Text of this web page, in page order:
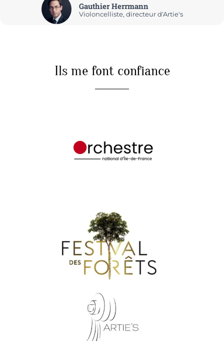
Gauthier Herrmann
Violoncelliste, directeur d'Artie's
Ils me font confiance